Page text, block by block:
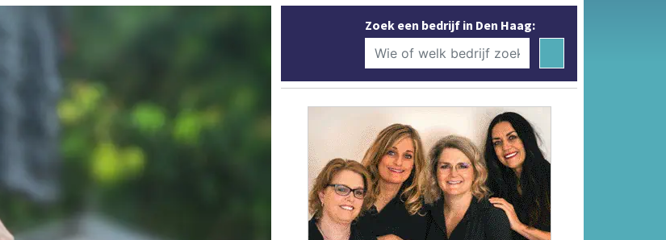
Zoek een bedrijf in Den Haag: